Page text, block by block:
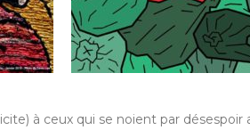
à ceux qui se noient par